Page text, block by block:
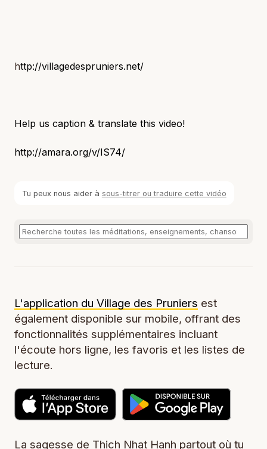
http://villagedespruniers.net/
Help us caption & translate this video!
http://amara.org/v/IS74/
Tu peux nous aider à sous-titrer ou traduire cette vidéo
L'application du Village des Pruniers est
également disponible sur mobile, offrant des
fonctionnalités supplémentaires incluant
l'écoute hors ligne, les favoris et les listes de
lecture.
La sagesse de Thich Nhat Hanh partout où tu